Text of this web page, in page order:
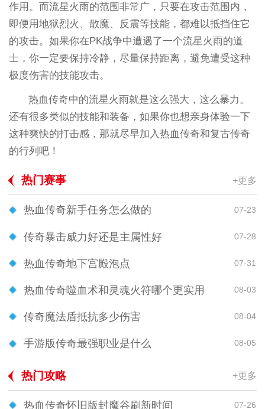
作用。而流星火雨的范围非常广，只要在攻击范围内，
即便用地狱烈火、散魔、反震等技能，都难以抵挡住它
的攻击。如果你在PK战争中遭遇了一个流星火雨的道
士，你一定要保持冷静，尽量保持距离，避免遭受这种
极度伤害的技能攻击。
热血传奇中的流星火雨就是这么强大，这么暴力。
还有很多类似的技能和装备，如果你也想亲身体验一下
这种爽快的打击感，那就尽早加入热血传奇和复古传奇
的行列吧！
热门赛事 +更多
热血传奇新手任务怎么做的 07-23
传奇暴击威力好还是主属性好 07-28
热血传奇地下宫殿泡点 07-31
热血传奇噬血术和灵魂火符哪个更实用 08-03
传奇魔法盾抵抗多少伤害 08-04
手游版传奇最强职业是什么 08-05
热门攻略 +更多
热血传奇怀旧版封魔谷刷新时间 07-26